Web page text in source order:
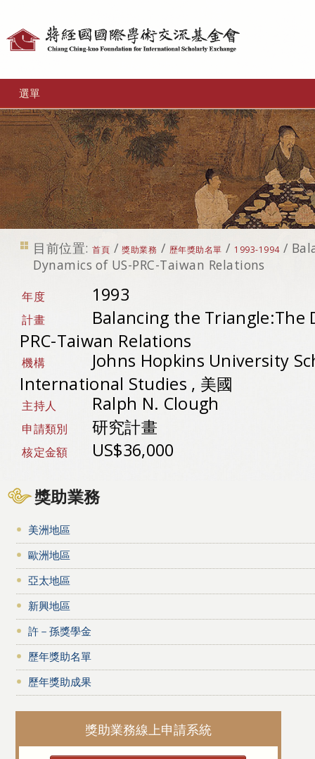
選單
目前位置: 首頁 /獎助業務 / 歷年獎助名單 / 1993-1994 /
Dynamics of US-PRC-Taiwan Relations
年度 1993
計畫
Balancing the Triangle:The
PRC-Taiwan Relations
機構
Johns Hopkins University
International Studies , 美國
主持人 Ralph N. Clough
申請類別 研究計畫
核定金額 US$36,000
獎助業務
美洲地區
歐洲地區
亞太地區
新興地區
許－孫獎學金
歷年獎助名單
歷年獎助成果
獎助業務線上申請系統